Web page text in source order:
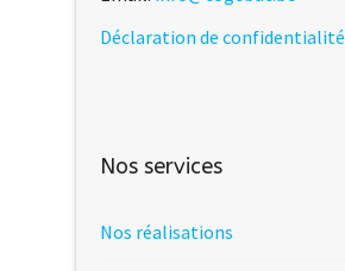
Déclaration de confidentialité
Nos services
Nos réalisations